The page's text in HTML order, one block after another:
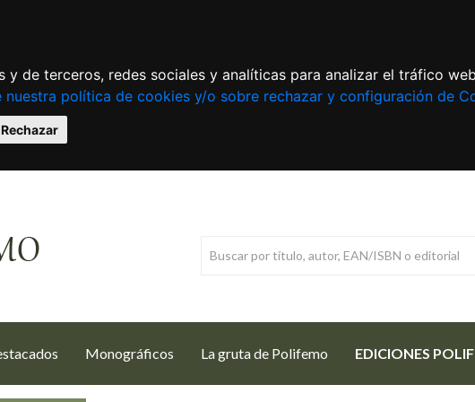
y de terceros, redes sociales y analíticas para analizar el tráfico
nuestra política de cookies y/o sobre rechazar y configuración de
Rechazar
Monográficos La gruta de Polifemo EDICIONES